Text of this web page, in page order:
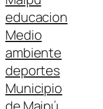
educacion
Medio
ambiente
deportes
Municipio